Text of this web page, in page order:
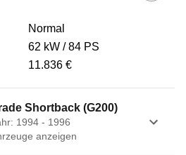
Normal
62 kW
84 PS
11.836 €
Shortback (G200)
1994 - 1996
e anzeigen